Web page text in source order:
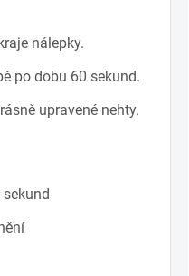
nálepky.
po dobu 60 sekund.
upravené nehty.